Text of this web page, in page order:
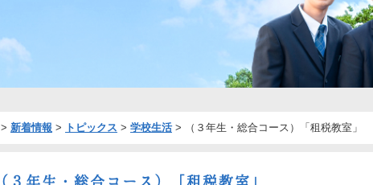
> 新着情報 > トピックス > 学校生活> （３年生・総合コース）「租税教室」
（３年生・総合コース）「租税教室」